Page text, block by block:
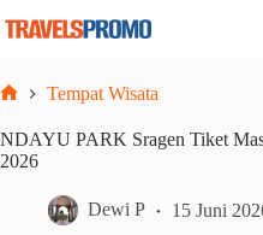
Tempat Wisata
NDAYU PARK Sragen Tiket
2026
Dewi P 15 Juni